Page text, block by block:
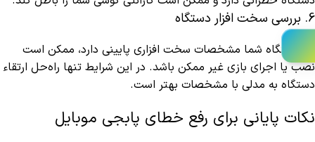
6. بررسی سخت‌ افزار دستگاه
اگر دستگاه شما مشخصات سخت‌ افزاری پایینی دارد، ممکن است
نصب یا اجرای بازی غیر ممکن باشد. در این شرایط تنها راه‌حل ارتقاء
دستگاه به مدلی با مشخصات بهتر است.
نکات پایانی برای رفع خطای پابجی موبایل